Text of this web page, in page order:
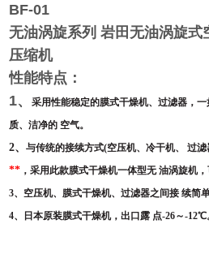
BF-01
无油涡旋系列岩田无油涡旋式
压缩机
性能特点：
1、采用性能稳定的膜式干燥机、过滤器，
质、洁净的 空气。
2、与传统的接续方式(空压机、冷干机、过滤
** ，采用此款膜式干燥机一体型无油涡旋机，
3、 空压机、膜式干燥机、过滤器之间接续简
4、
日本原装膜式干燥机，出口露 点-26～-12℃